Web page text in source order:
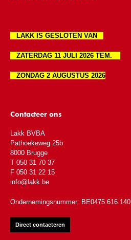
LAKK IS GESLOTEN VAN
ZATERDAG 11 JULI 2026 TEM.
ZONDAG 2 AUGUSTUS 2026
Contacteer ons
Lakk BVBA
Pathoekeweg 25b
8000 Brugge
T 050 31 70 37
F 050 31 22 15
info@lakk.be
Ondernemingsnummer: BE0475.616.140
Direct contacteren